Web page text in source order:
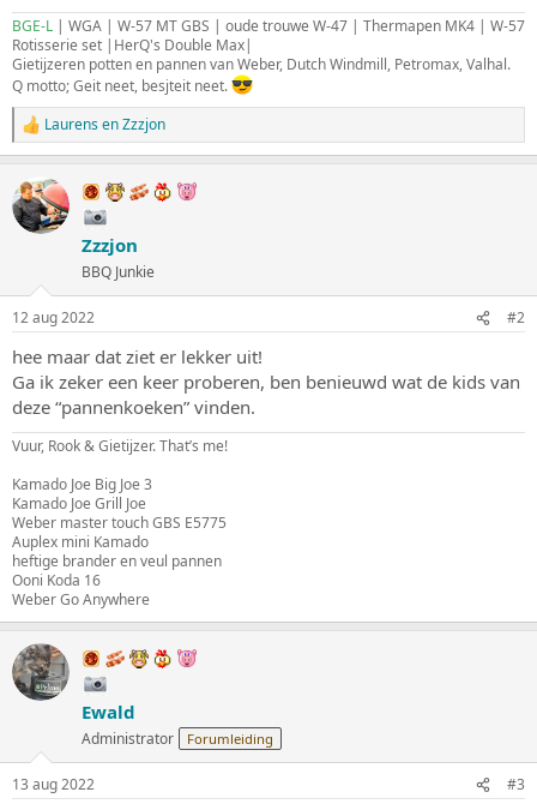
BGE-L | WGA | W-57 MT GBS | oude trouwe W-47 | Thermapen MK4 | W-57
Rotisserie set |HerQ's Double Max|
Gietijzeren potten en pannen van Weber, Dutch Windmill, Petromax, Valhal.
Q motto; Geit neet, besjteit neet.
W
a
r
d
e
e
:
LaurensenZzzjon
Zzzjon
BBQ Junkie
12 aug 2022 #2
hee maar dat ziet er lekker uit!
Ga ik zeker een keer proberen, ben benieuwd wat de kids van
deze “pannenkoeken” vinden.
Vuur, Rook & Gietijzer. That’s me!
Kamado Joe Big Joe 3
Kamado Joe Grill Joe
Weber master touch GBS E5775
Auplex mini Kamado
heftige brander en veul pannen
Ooni Koda 16
Weber Go Anywhere
Ewald
Administrator Forumleiding
13 aug 2022 #3